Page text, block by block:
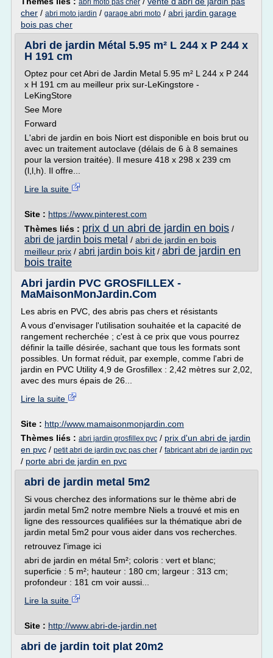
abri moto pas cher
cher / abri moto jardin / garage abri moto / abri jardin garage
bois pas cher
Abri de jardin Métal 5.95 m² L 244 x P 244 x
H 191 cm
Optez pour cet Abri de Jardin Metal 5.95 m² L 244 x P 244
x H 191 cm au meilleur prix sur-LeKingstore -
LeKingStore
See More
Forward
L'abri de jardin en bois Niort est disponible en bois brut ou
avec un traitement autoclave (délais de 6 à 8 semaines
pour la version traitée). Il mesure 418 x 298 x 239 cm
(l,l,h). Il offre...
Lire la suite
Site : https://www.pinterest.com
Thèmes liés : prix d un abri de jardin en bois /
abri de jardin bois metal / abri de jardin en bois
meilleur prix / abri jardin bois kit/ abri de jardin en
bois traite
Abri jardin PVC GROSFILLEX -
MaMaisonMonJardin.Com
Les abris en PVC, des abris pas chers et résistants
A vous d'envisager l'utilisation souhaitée et la capacité de
rangement recherchée ; c'est à ce prix que vous pourrez
définir la taille désirée, sachant que tous les formats sont
possibles. Un format réduit, par exemple, comme l'abri de
jardin en PVC Utility 4,9 de Grosfillex : 2,42 mètres sur 2,02,
avec des murs épais de 26...
Lire la suite
Site : http://www.mamaisonmonjardin.com
Thèmes liés : abri jardin grosfillex pvc / prix d'un abri de jardin
en pvc / petit abri de jardin pvc pas cher / fabricant abri de jardin pvc
/ porte abri de jardin en pvc
abri de jardin metal 5m2
Si vous cherchez des informations sur le thème abri de
jardin metal 5m2 notre membre Niels a trouvé et mis en
ligne des ressources qualifiées sur la thématique abri de
jardin metal 5m2 pour vous aider dans vos recherches.
retrouvez l'image ici
abri de jardin en métal 5m²; coloris : vert et blanc;
superficie : 5 m²; hauteur : 180 cm; largeur : 313 cm;
profondeur : 181 cm voir aussi...
Lire la suite
Site : http://www.abri-de-jardin.net
abri de jardin toit plat 20m2